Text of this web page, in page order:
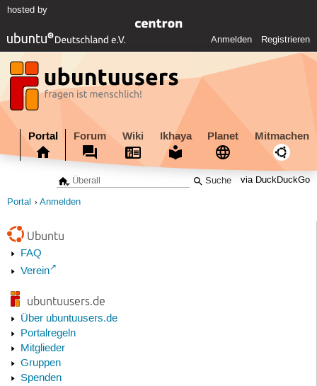
hosted by
Anmelden Registrieren
Portal Forum Wiki Ikhaya Planet Mitmachen
via DuckDuckGo
Portal Anmelden
Ubuntu
FAQ
Verein
ubuntuusers.de
Über ubuntuusers.de
Portalregeln
Mitglieder
Gruppen
Spenden